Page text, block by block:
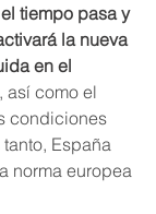
el tiempo pasa y
la nueva
en el
, así como el
condiciones
España
norma europea